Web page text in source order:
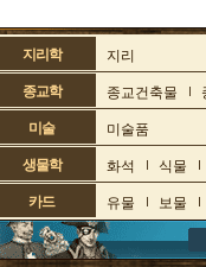
지리학 지리
종교학 종교건축물
미술 미술품
생물학 화석 식물
카드 유물 보물